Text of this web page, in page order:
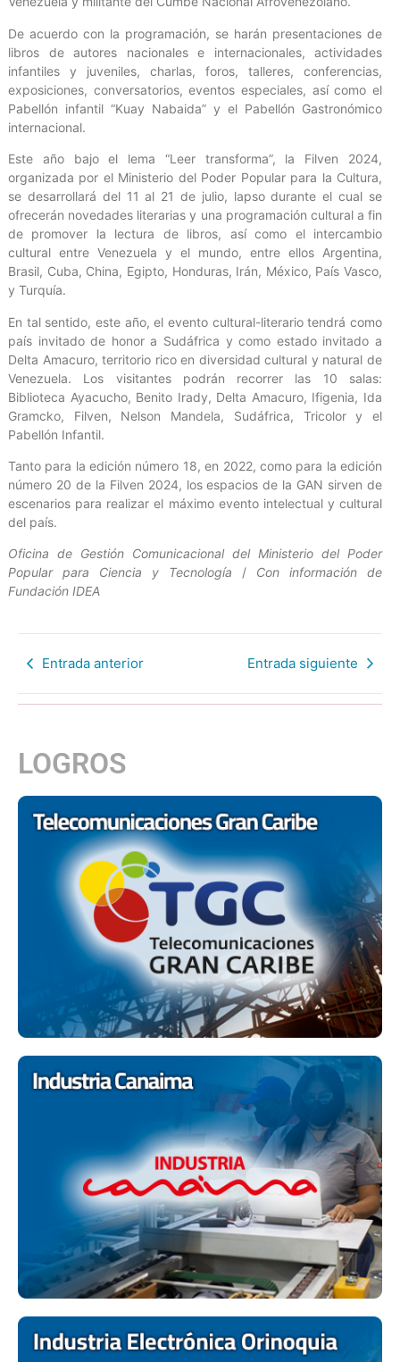
De acuerdo con la programación, se harán presentaciones de
libros de autores nacionales e internacionales, actividades
infantiles y juveniles, charlas, foros, talleres, conferencias,
exposiciones, conversatorios, eventos especiales, así como el
Pabellón infantil “Kuay Nabaida” y el Pabellón Gastronómico
internacional.
Este año bajo el lema “Leer transforma”, la Filven 2024,
organizada por el Ministerio del Poder Popular para la Cultura,
se desarrollará del 11 al 21 de julio, lapso durante el cual se
ofrecerán novedades literarias y una programación cultural a fin
de promover la lectura de libros, así como el intercambio
cultural entre Venezuela y el mundo, entre ellos Argentina,
Brasil, Cuba, China, Egipto, Honduras, Irán, México, País Vasco,
y Turquía.
En tal sentido, este año, el evento cultural-literario tendrá como
país invitado de honor a Sudáfrica y como estado invitado a
Delta Amacuro, territorio rico en diversidad cultural y natural de
Venezuela. Los visitantes podrán recorrer las 10 salas:
Biblioteca Ayacucho, Benito Irady, Delta Amacuro, Ifigenia, Ida
Gramcko, Filven, Nelson Mandela, Sudáfrica, Tricolor y el
Pabellón Infantil.
Tanto para la edición número 18, en 2022, como para la edición
número 20 de la Filven 2024, los espacios de la GAN sirven de
escenarios para realizar el máximo evento intelectual y cultural
del país.
Oficina de Gestión Comunicacional del Ministerio del Poder
Popular para Ciencia y Tecnología / Con información de
Fundación IDEA
Entrada anterior Entrada siguiente
LOGROS